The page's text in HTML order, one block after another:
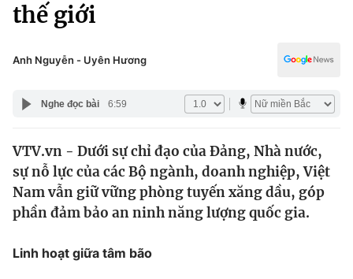
Xã hội
Pháp luật
Y tế
Thế giới
Tin tức
Thế giới đó đây
Câu chuyện quốc tế
Kinh tế
Dữ liệu và đời sống
Văn hóa - Giải trí
Y tế
Công nghệ
thế giới
Anh Nguyễn - Uyên Hương
Nghe đọc bài 6:59
VTV.vn - Dưới sự chỉ đạo của Đảng, Nhà nước,
sự nỗ lực của các Bộ ngành, doanh nghiệp, Việt
Nam vẫn giữ vững phòng tuyến xăng dầu, góp
phần đảm bảo an ninh năng lượng quốc gia.
Linh hoạt giữa tâm bão